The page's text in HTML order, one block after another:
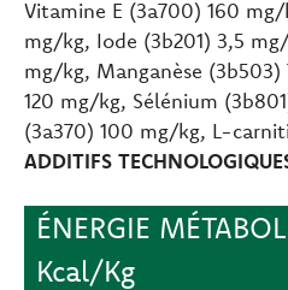
Vitamine E (3a700) 160 mg/
mg/kg, Iode (3b201) 3,5
mg/kg, Manganèse
120 mg/kg, Sélénium
(3a370) 100 mg/kg, L-
ADDITIFS
ÉNERGIE
Kcal/Kg